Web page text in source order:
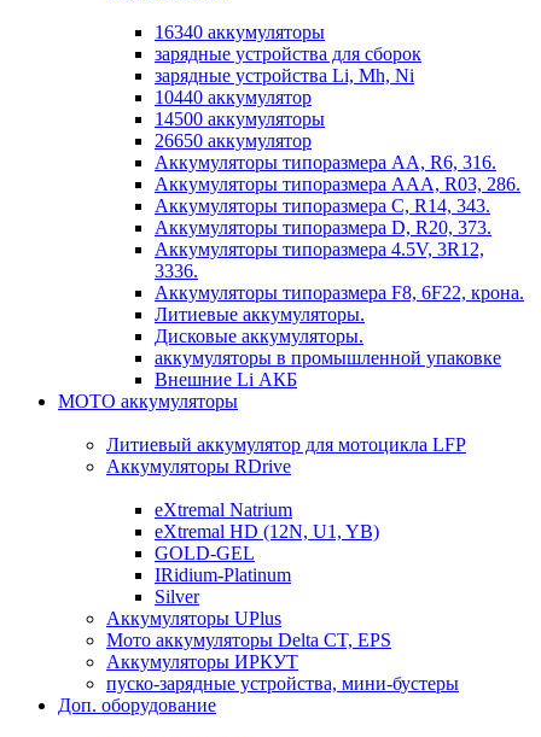
16340 аккумуляторы
зарядные устройства для сборок
зарядные устройства Li, Mh, Ni
10440 аккумулятор
14500 аккумуляторы
26650 аккумулятор
Аккумуляторы типоразмера АА, R6, 316.
Аккумуляторы типоразмера ААА, R03, 286.
Аккумуляторы типоразмера С, R14, 343.
Аккумуляторы типоразмера D, R20, 373.
Аккумуляторы типоразмера 4.5V, 3R12,
3336.
Аккумуляторы типоразмера F8, 6F22, крона.
Литиевые аккумуляторы.
Дисковые аккумуляторы.
аккумуляторы в промышленной упаковке
Внешние Li АКБ
МОТО аккумуляторы
Литиевый аккумулятор для мотоцикла LFP
Аккумуляторы RDrive
eXtremal Natrium
eXtremal HD (12N, U1, YB)
GOLD-GEL
IRidium-Platinum
Silver
Аккумуляторы UPlus
Мото аккумуляторы Delta CT, EPS
Аккумуляторы ИРКУТ
пуско-зарядные устройства, мини-бустеры
Доп. оборудование